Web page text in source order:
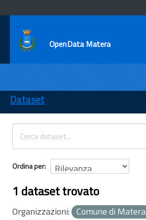
OpenData Matera
ENTI
TEMI
INFORMAZIONI
Dataset
Ordina per
1 dataset trovato
Organizzazioni: Comune di Matera